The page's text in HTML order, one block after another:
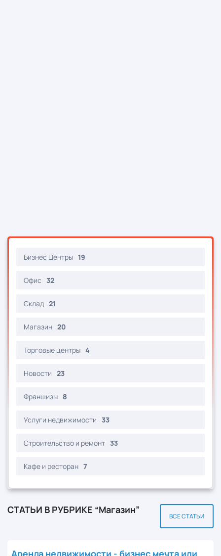
Бизнес Центры 19
Офис 32
Склад 21
Магазин 20
Торговые центры 4
Новости 23
Франшизы 8
Услуги недвижимости 33
Строительство и ремонт 33
Кафе и ресторан 7
СТАТЬИ В РУБРИКЕ “Магазин”
ВСЕ СТАТЬИ
Аренда недвижимости - бизнес мечта или